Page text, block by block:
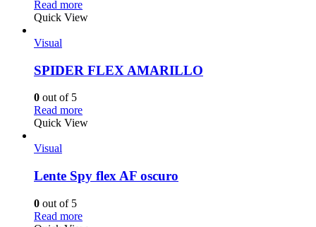
Read more
Quick View
Visual
SPIDER FLEX AMARILLO
0 out of 5
Read more
Quick View
Visual
Lente Spy flex AF oscuro
0 out of 5
Read more